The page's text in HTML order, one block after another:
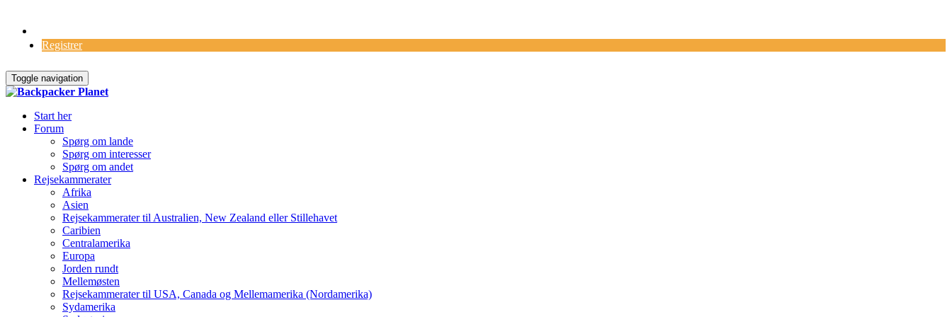
Registrer
Toggle navigation
Start her
Forum
Spørg om lande
Spørg om interesser
Spørg om andet
Rejsekammerater
Afrika
Asien
Rejsekammerater til Australien, New Zealand eller Stillehavet
Caribien
Centralamerika
Europa
Jorden rundt
Mellemøsten
Rejsekammerater til USA, Canada og Mellemamerika (Nordamerika)
Sydamerika